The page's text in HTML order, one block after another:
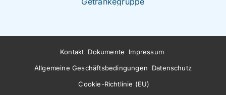
Kontakt Dokumente
Impressum
Allgemeine Geschäftsbedingungen
Datenschutz
Cookie-Richtlinie (EU)